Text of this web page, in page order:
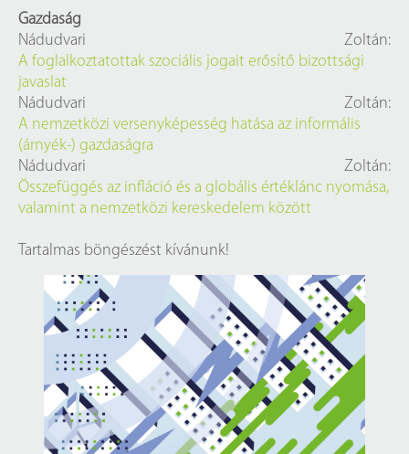
Gazdaság
Nádudvari Zoltán:
A foglalkoztatottak szociális jogait erősítő bizottsági
javaslat
Nádudvari Zoltán:
A nemzetközi versenyképesség hatása az informális
(árnyék-) gazdaságra
Nádudvari Zoltán:
Összefüggés az infláció és a globális értéklánc nyomása,
valamint a nemzetközi kereskedelem között
Tartalmas böngészést kívánunk!